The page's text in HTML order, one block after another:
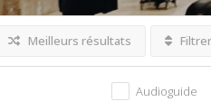
Meilleurs résultats Filtrer
Audioguide